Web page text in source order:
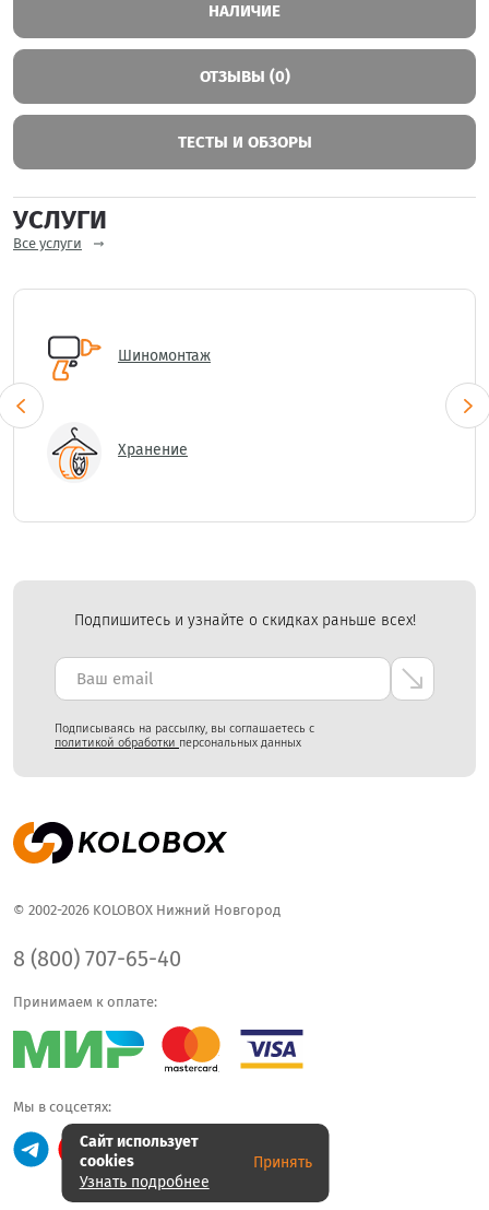
НАЛИЧИЕ
ОТЗЫВЫ (0)
ТЕСТЫ И ОБЗОРЫ
УСЛУГИ
Все услуги
Шиномонтаж
Хранение
Подпишитесь и узнайте о скидках раньше всех!
Подписываясь на рассылку, вы соглашаетесь с
политикой обработки персональных данных
© 2002-2026 KOLOBOX Нижний Новгород
8 (800) 707-65-40
Принимаем к оплате:
Мы в соцсетях:
Сайт использует
cookies
Узнать подробнее
Принять